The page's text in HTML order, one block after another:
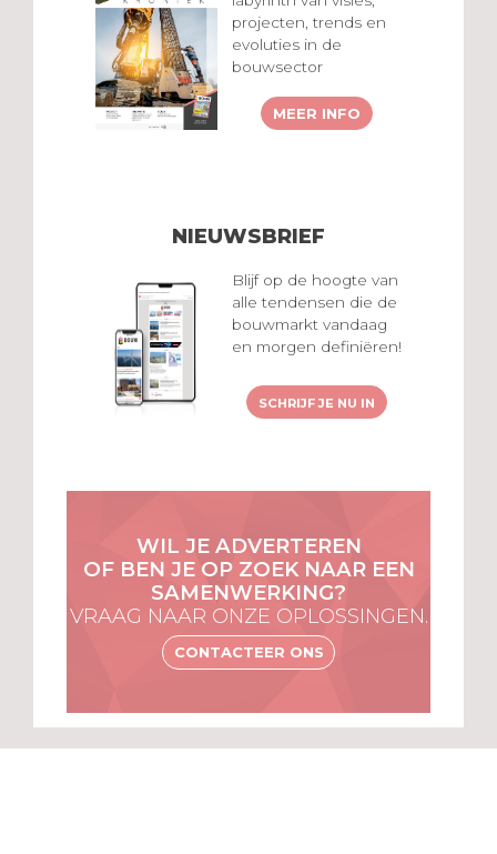
projecten, trends en
evoluties in de
bouwsector
MEER INFO
NIEUWSBRIEF
Blijf op de hoogte van
alle tendensen die de
bouwmarkt vandaag
en morgen definiëren!
SCHRIJF JE NU IN
WIL JE ADVERTEREN
OF BEN JE OP ZOEK NAAR EEN
SAMENWERKING?
VRAAG NAAR ONZE OPLOSSINGEN.
CONTACTEER ONS